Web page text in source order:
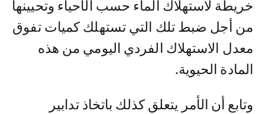
خريطة لاستهلاك الماء حسب الأحياء وتحيينها
من أجل ضبط تلك التي تستهلك كميات تفوق
معدل الاستهلاك الفردي اليومي من هذه
المادة الحيوية.
وتابع أن الأمر يتعلق كذلك باتخاذ تدابير